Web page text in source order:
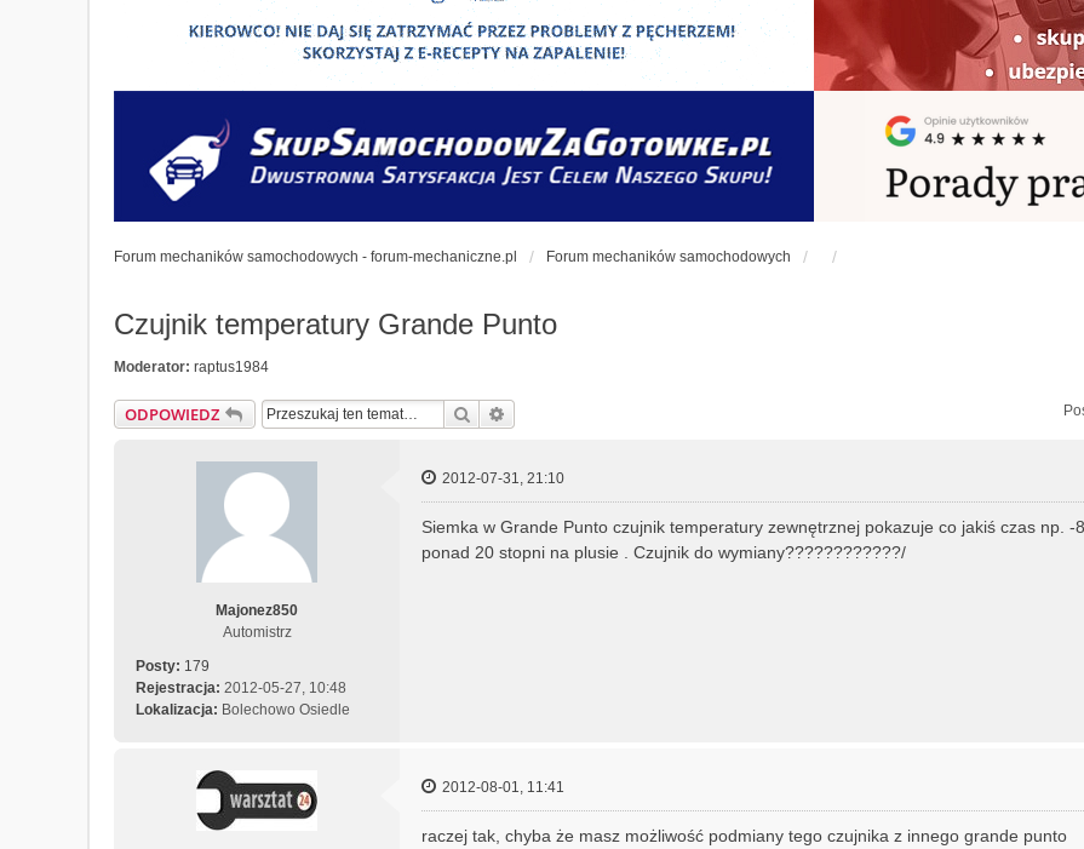
Forum mechaników samochodowych - forum-mechaniczne.pl Forum mechaników samochodowych
Czujnik temperatury Grande Punto
Moderator: raptus1984
ODPOWIEDZ Szukaj
Majonez850
Automistrz
Posty: 179
Rejestracja: 2012-05-27, 10:48
Lokalizacja: Bolechowo Osiedle
2012-07-31, 21:10
Siemka w Grande Punto czujnik temperatury zewnętrznej pokazuje co jakiś czas np. -
ponad 20 stopni na plusie . Czujnik do wymiany????????????/
2012-08-01, 11:41
raczej tak, chyba że masz możliwość podmiany tego czujnika z innego grande punto